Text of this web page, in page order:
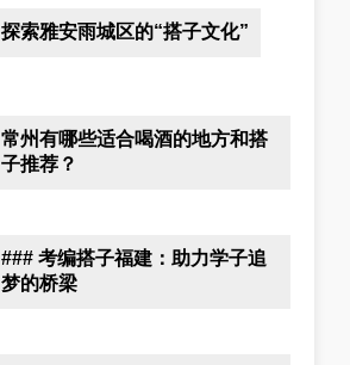
探索雅安雨城区的“搭子文化”
常州有哪些适合喝酒的地方和搭
子推荐？
### 考编搭子福建：助力学子追
梦的桥梁